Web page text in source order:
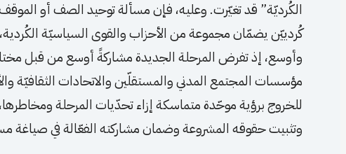
الكُرديّة” قد تغيّرت. وعليه، فإن مسألة توحيد الصف أو
كُردييّن يضمّان مجموعة من الأحزاب والقوى السياسيّة
وأوسع، إذ تفرض المرحلة الجديدة مشاركةً أوسع من قبل
مؤسسات المجتمع المدني والمستقلّين والاتحادات الثقافيّة
للخروج برؤية موحّدة متماسكة إزاء تحدّيات المرحلة
وتثبيت حقوقه المشروعة وضمان مشاركته الفعّالة في صياغة